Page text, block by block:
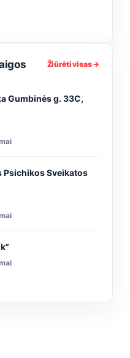
Žiūrėti visas →
Gumbinės g. 33C,
Psichikos Sveikatos